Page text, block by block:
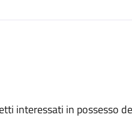
interessati in possesso